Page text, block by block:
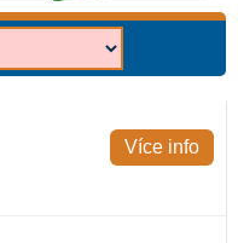
Více info